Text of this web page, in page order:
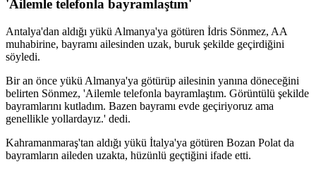
'Ailemle telefonla bayramlaştım'
Antalya'dan aldığı yükü Almanya'ya götüren İdris Sönmez, AA
muhabirine, bayramı ailesinden uzak, buruk şekilde geçirdiğini
söyledi.
Bir an önce yükü Almanya'ya götürüp ailesinin yanına döneceğini
belirten Sönmez, 'Ailemle telefonla bayramlaştım. Görüntülü şekilde
bayramlarını kutladım. Bazen bayramı evde geçiriyoruz ama
genellikle yollardayız.' dedi.
Kahramanmaraş'tan aldığı yükü İtalya'ya götüren Bozan Polat da
bayramların aileden uzakta, hüzünlü geçtiğini ifade etti.